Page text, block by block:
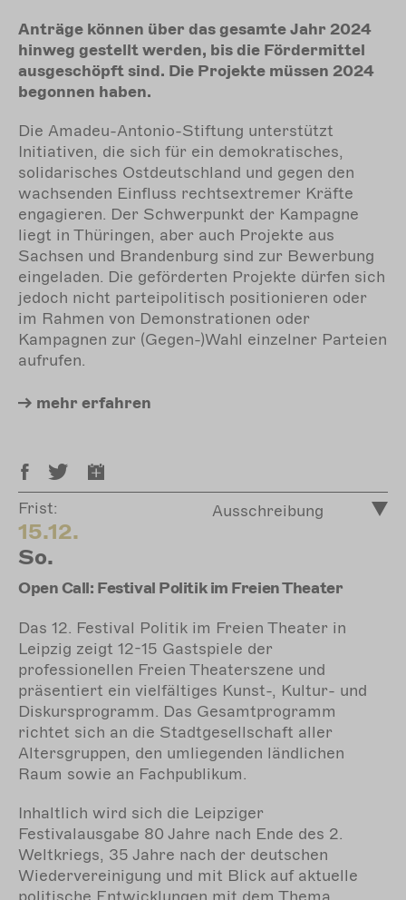
Anträge können über das gesamte Jahr 2024
hinweg gestellt werden, bis die Fördermittel
ausgeschöpft sind. Die Projekte müssen 2024
begonnen haben.
Die Amadeu-Antonio-Stiftung unterstützt
Initiativen, die sich für ein demokratisches,
solidarisches Ostdeutschland und gegen den
wachsenden Einfluss rechtsextremer Kräfte
engagieren. Der Schwerpunkt der Kampagne
liegt in Thüringen, aber auch Projekte aus
Sachsen und Brandenburg sind zur Bewerbung
eingeladen. Die geförderten Projekte dürfen sich
jedoch nicht parteipolitisch positionieren oder
im Rahmen von Demonstrationen oder
Kampagnen zur (Gegen-)Wahl einzelner Parteien
aufrufen.
mehr erfahren
Frist:
15.12.
So.
Ausschreibung
Open Call: Festival Politik im Freien Theater
Das 12. Festival Politik im Freien Theater in
Leipzig zeigt 12-15 Gastspiele der
professionellen Freien Theaterszene und
präsentiert ein vielfältiges Kunst-, Kultur- und
Diskursprogramm. Das Gesamtprogramm
richtet sich an die Stadtgesellschaft aller
Altersgruppen, den umliegenden ländlichen
Raum sowie an Fachpublikum.
Inhaltlich wird sich die Leipziger
Festivalausgabe 80 Jahre nach Ende des 2.
Weltkriegs, 35 Jahre nach der deutschen
Wiedervereinigung und mit Blick auf aktuelle